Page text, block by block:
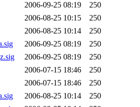
2006-09-25 08:19
250
2006-08-25 10:15
250
2006-08-25 10:14
250
2006-09-25 08:19
250
2006-09-25 08:19
250
2006-07-15 18:46
250
2006-07-15 18:46
250
2006-08-25 10:14
250